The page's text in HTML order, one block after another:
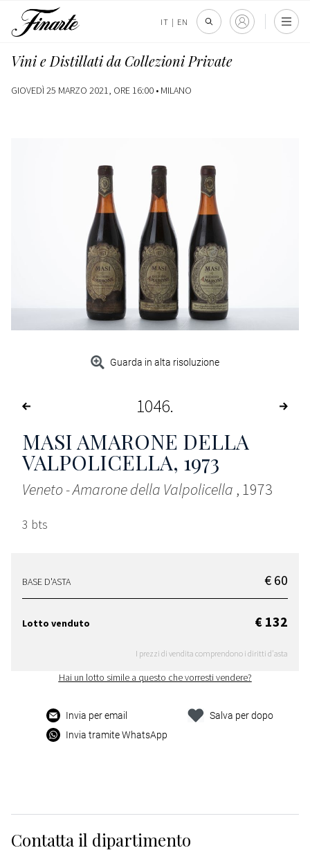
IT | EN
Vini e Distillati da Collezioni Private
GIOVEDÌ 25 MARZO 2021, ORE 16:00 • MILANO
Guarda in alta risoluzione
1046
MASI AMARONE DELLA
VALPOLICELLA, 1973
Veneto - Amarone della Valpolicella , 1973
3 bts
BASE D'ASTA € 60
Lotto venduto € 132
I prezzi di vendita comprendono i diritti d'asta
Hai un lotto simile a questo che vorresti vendere?
Invia per email
Invia tramite WhatsApp
Salva per dopo
Contatta il dipartimento